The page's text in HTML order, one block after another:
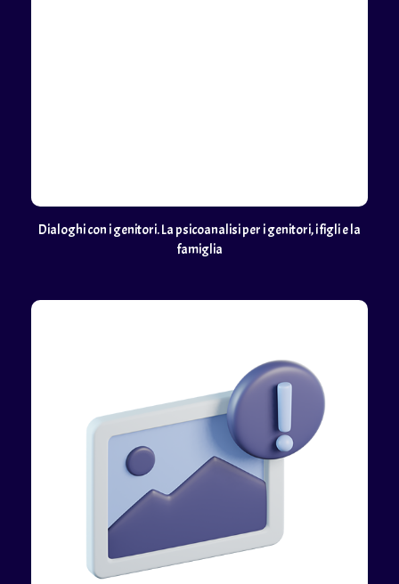
Dialoghi con i genitori. La psicoanalisi per i genitori, i figli e la
famiglia